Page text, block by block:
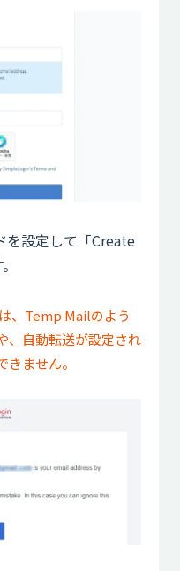
を設定して「Create
、Temp Mailのよう
、自動転送が設定され
ません。